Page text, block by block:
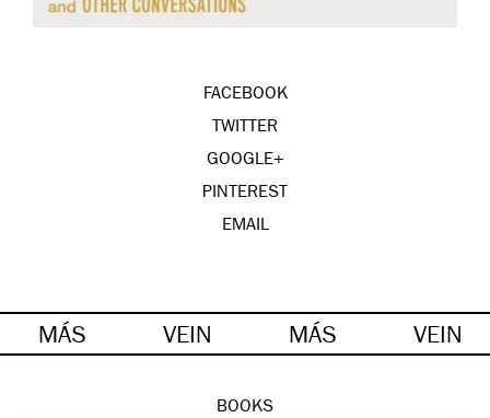
FACEBOOK
TWITTER
GOOGLE+
PINTEREST
EMAIL
MÁS VEIN MÁS VEIN
BOOKS